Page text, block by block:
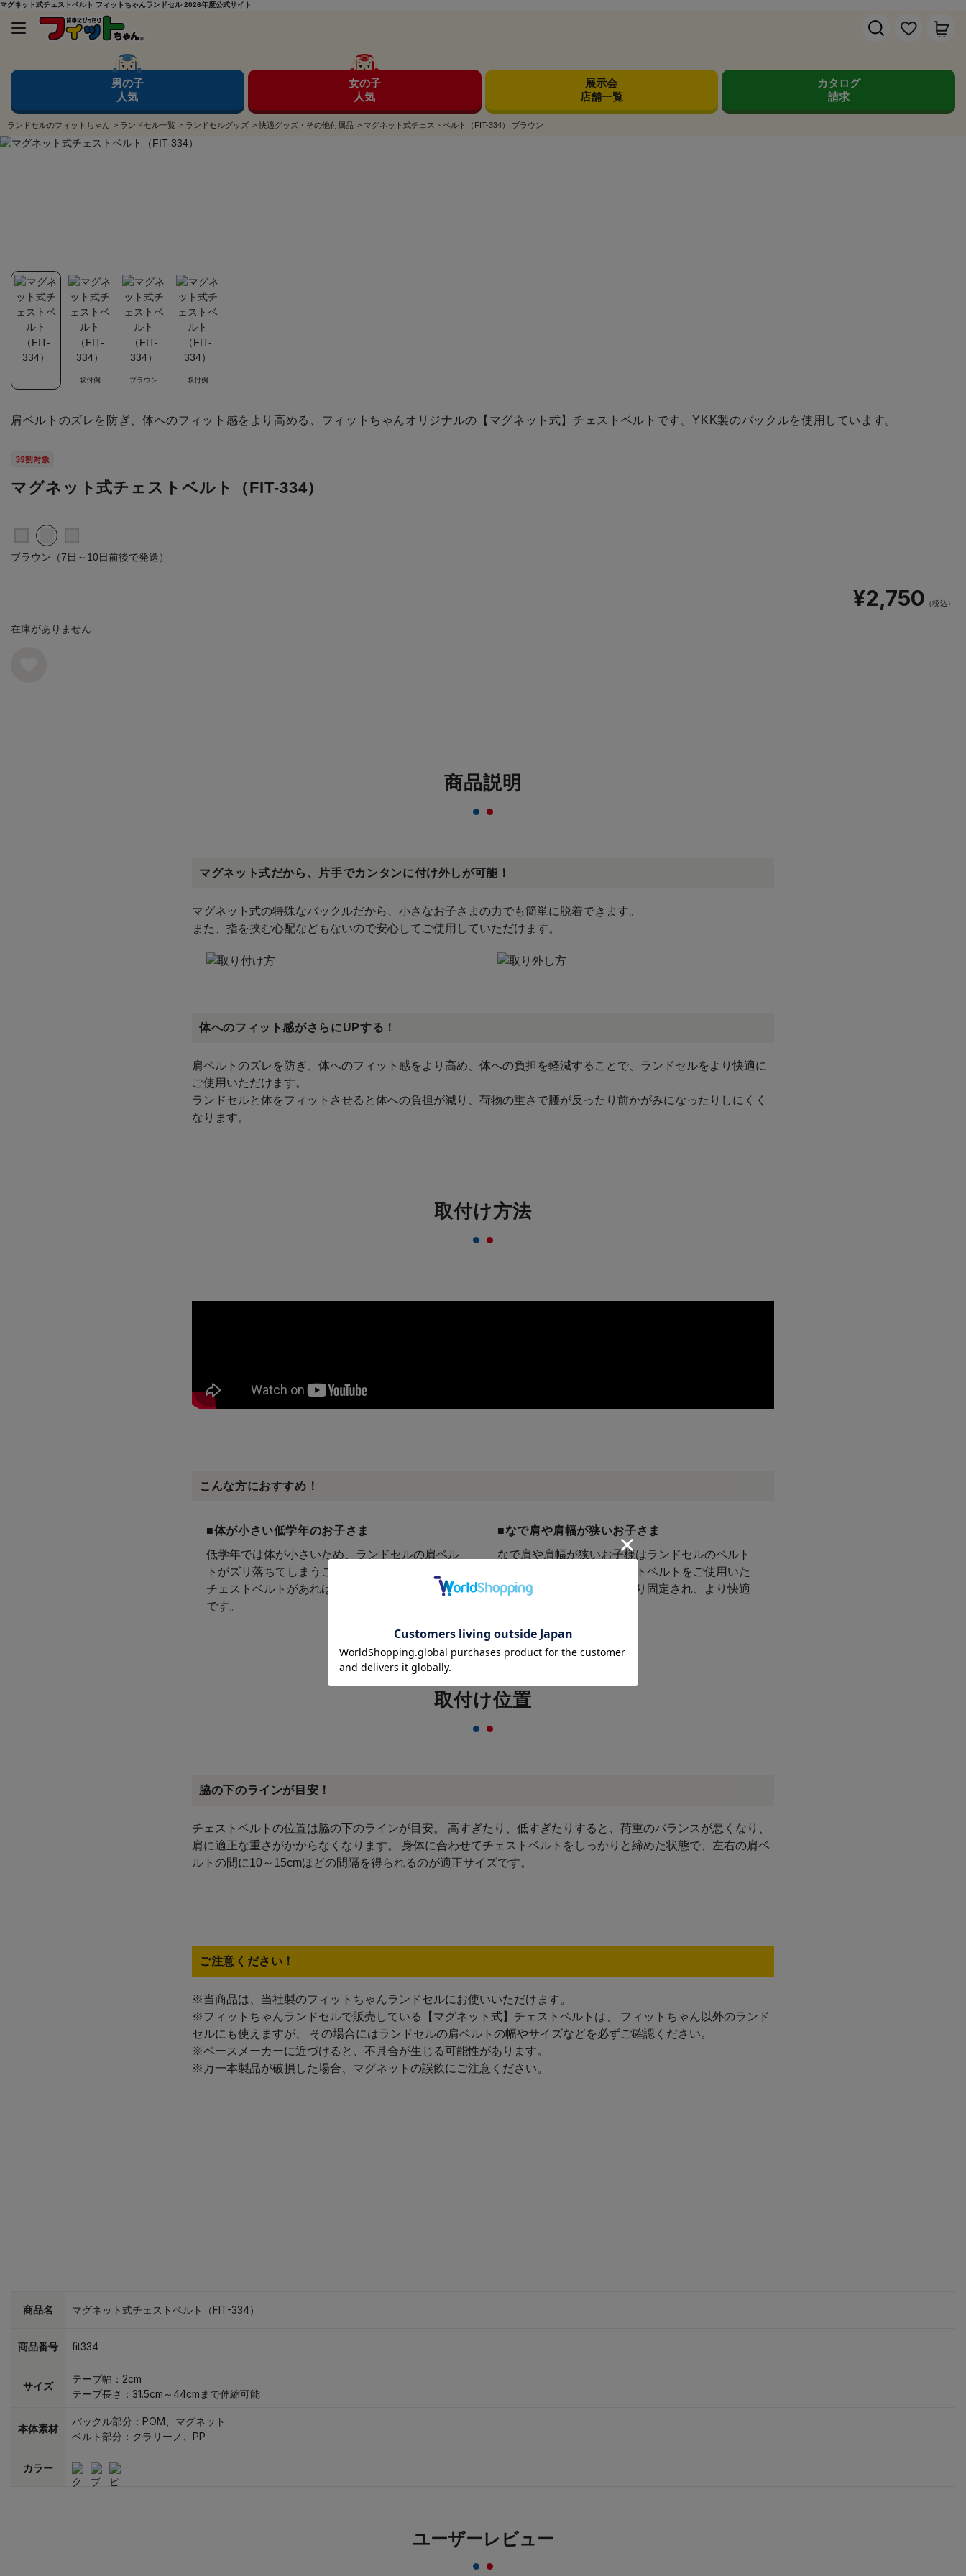
マグネット式チェストベルト フィットちゃんランドセル 2026年度公式サイト
男の子
人気
女の子
人気
展示会
店舗一覧
カタログ
請求
ランドセルのフィットちゃん > ランドセル一覧 > ランドセルグッズ > 快適グッズ・その他付属品 > マグネット式チェストベルト（FIT-334） ブラウン
取付例 ブラウン 取付例
肩ベルトのズレを防ぎ、体へのフィット感をより高める、フィットちゃんオリジナルの【マグネット式】チェストベルトです。YKK製のバックルを使用しています。
マグネット式チェストベルト（FIT-334）
ブラウン（7日～10日前後で発送）
¥2,750 （税込）
在庫がありません
商品説明
マグネット式だから、片手でカンタンに付け外しが可能！
マグネット式の特殊なバックルだから、小さなお子さまの力でも簡単に脱着できます。
また、指を挟む心配などもないので安心してご使用していただけます。
体へのフィット感がさらにUPする！
肩ベルトのズレを防ぎ、体へのフィット感をより高め、体への負担を軽減することで、ランドセルをより快適に
ご使用いただけます。
ランドセルと体をフィットさせると体への負担が減り、荷物の重さで腰が反ったり前かがみになったりしにくく
なります。
取付け方法
こんな方におすすめ！
■体が小さい低学年のお子さま
低学年では体が小さいため、ランドセルの肩ベル
トがズリ落ちてしまうことがあります。 しかし、
チェストベルトがあればずれ防止になるので安心
です。
■なで肩や肩幅が狭いお子さま
なで肩や肩幅が狭いお子様はランドセルのベルト
がズレやすいので、チェストベルトをご使用いた
だくと、肩ベルトがしっかり固定され、より快適
取付け位置
脇の下のラインが目安！
チェストベルトの位置は脇の下のラインが目安。 高すぎたり、低すぎたりすると、荷重のバランスが悪くなり、
肩に適正な重さがかからなくなります。 身体に合わせてチェストベルトをしっかりと締めた状態で、左右の肩ベ
ルトの間に10～15cmほどの間隔を得られるのが適正サイズです。
ご注意ください！
※当商品は、当社製のフィットちゃんランドセルにお使いいただけます。
※フィットちゃんランドセルで販売している【マグネット式】チェストベルトは、 フィットちゃん以外のランド
セルにも使えますが、 その場合にはランドセルの肩ベルトの幅やサイズなどを必ずご確認ください。
※ペースメーカーに近づけると、不具合が生じる可能性があります。
※万一本製品が破損した場合、マグネットの誤飲にご注意ください。
商品名 マグネット式チェストベルト（FIT-334）
商品番号 fit334
サイズ
テープ幅：2cm
テープ長さ：31.5cm～44cmまで伸縮可能
本体素材
バックル部分：POM、マグネット
ベルト部分：クラリーノ、PP
カラー
ユーザーレビュー